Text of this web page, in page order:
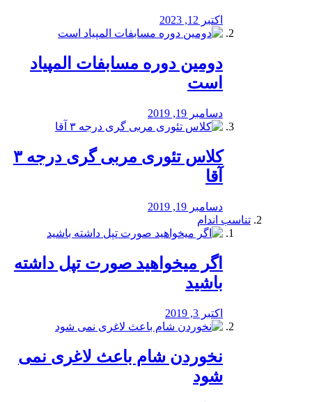
اکتبر 12, 2023
دومین دوره مسابفات المپیاد
است
دسامبر 19, 2019
کلاس تئوری مربی گری درجه ۳
آقا
دسامبر 19, 2019
تناسب اندام
اگر میخواهید صورت تپل داشته
باشید
اکتبر 3, 2019
نخوردن شام باعث لاغری نمی
‌شود